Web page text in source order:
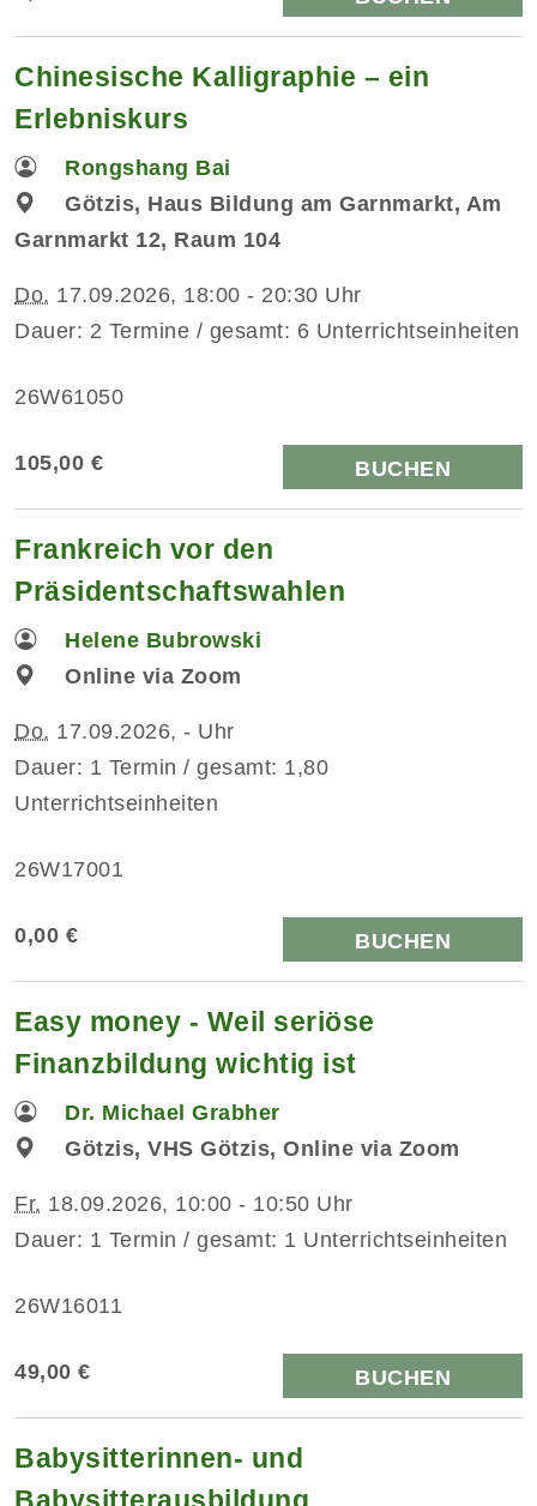
Chinesische Kalligraphie – ein
Erlebniskurs
Rongshang Bai
Götzis, Haus Bildung am Garnmarkt, Am
Garnmarkt 12, Raum 104
Do. 17.09.2026, 18:00 - 20:30 Uhr
Dauer: 2 Termine / gesamt: 6 Unterrichtseinheiten
26W61050
105,00 € BUCHEN
Frankreich vor den
Präsidentschaftswahlen
Helene Bubrowski
Online via Zoom
Do. 17.09.2026, - Uhr
Dauer: 1 Termin / gesamt: 1,80
Unterrichtseinheiten
26W17001
0,00 € BUCHEN
Easy money - Weil seriöse
Finanzbildung wichtig ist
Dr. Michael Grabher
Götzis, VHS Götzis, Online via Zoom
Fr. 18.09.2026, 10:00 - 10:50 Uhr
Dauer: 1 Termin / gesamt: 1 Unterrichtseinheiten
26W16011
49,00 € BUCHEN
Babysitterinnen- und
Babysitterausbildung